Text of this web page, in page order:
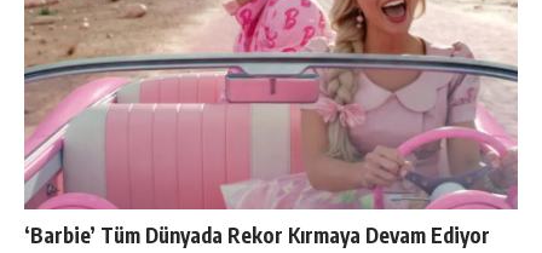
‘Barbie’ Tüm Dünyada Rekor Kırmaya Devam Ediyor